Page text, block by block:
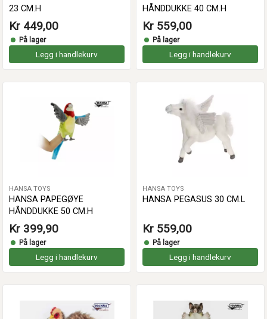
23 CM.H
Kr 449,00
På lager
Legg i handlekurv
HÅNDDUKKE 40 CM.H
Kr 559,00
På lager
Legg i handlekurv
HANSA TOYS
HANSA PAPEGØYE
HÅNDDUKKE 50 CM.H
Kr 399,90
På lager
Legg i handlekurv
HANSA TOYS
HANSA PEGASUS 30 CM.L
Kr 559,00
På lager
Legg i handlekurv